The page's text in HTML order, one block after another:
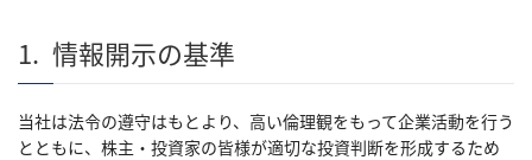
株式会社日本ピグメントホールディングス
CLOSE
1. 情報開示の基準
当社は法令の遵守はもとより、高い倫理観をもって企業活動を行う
とともに、株主・投資家の皆様が適切な投資判断を形成するため